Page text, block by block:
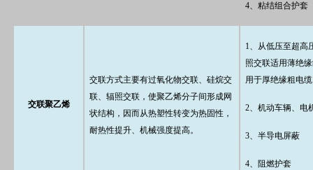
4、粘结组合护套
交联聚乙烯
交联方式主要有过氧化物交联、硅烷交
联、辐照交联，使聚乙烯分子间形成网
状结构，因而从热塑性转变为热固性，
耐热性提升、机械强度提高。
1、从低压至超高
照交联适用薄绝
用于厚绝缘粗电缆
2、机动车辆、电
3、半导电屏蔽
4、阻燃护套